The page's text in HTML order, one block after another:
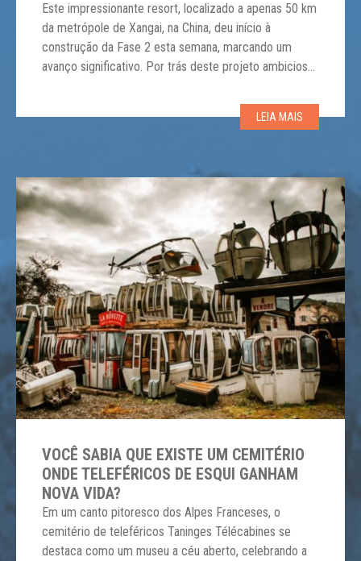
Este impressionante resort, localizado a apenas 50 km
da metrópole de Xangai, na China, deu início à
construção da Fase 2 esta semana, marcando um
avanço significativo. Por trás deste projeto ambicioso
da rede Club Med, o que confere ao empreendimento
uma expertise global em hospitalidade e […]LEIA MAIS
VOCÊ SABIA QUE EXISTE UM CEMITÉRIO
ONDE TELEFÉRICOS DE ESQUI GANHAM
NOVA VIDA?
Em um canto pitoresco dos Alpes Franceses, o
cemitério de teleféricos Taninges Télécabines se
destaca como um museu a céu aberto, celebrando a